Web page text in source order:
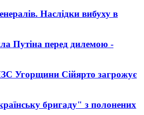
Наслідки вибуху в
Путіна перед дилемою -
Угорщини Сійярто загрожує
бригаду" з полонених